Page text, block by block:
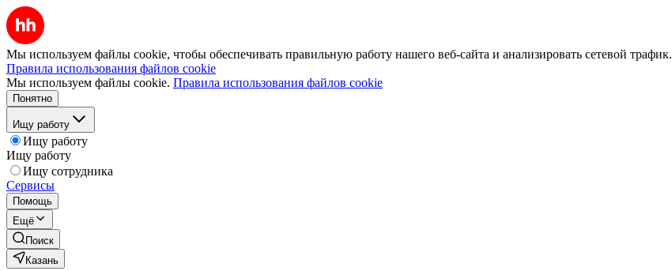
Мы используем файлы cookie, чтобы обеспечивать правильную работу нашего веб-сайта и анализировать сетевой трафик.
Правила использования файлов cookie
Мы используем файлы cookie. Правила использования файлов cookie
Понятно
Ищу работу
Ищу работу
Ищу работу
Ищу сотрудника
Сервисы
Помощь
Ещё
Поиск
Казань